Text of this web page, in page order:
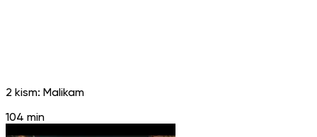
2 kism: Malikam
104 min